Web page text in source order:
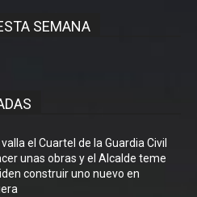
SEMANA
el Cuartel de la Guardia Civil
unas obras y el Alcalde teme
construir uno nuevo en